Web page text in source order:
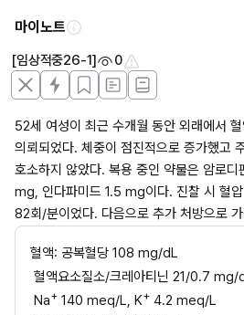
마이노트
[임상적중26-1] 0
52세 여성이 최근 수개월 동안 외래에서
의뢰되었다. 체중이 점진적으로 증가했고
호소하지 않았다. 복용 중인 약물은 암로
mg, 인다파미드 1.5 mg이다. 진찰 시 혈
82회/분이었다. 다음으로 추가 처방으로
혈액: 공복혈당 108 mg/dL
혈액요소질소/크레아티닌 21/0.7 mg/
Na+ 140 meq/L, K+ 4.2 meq/L